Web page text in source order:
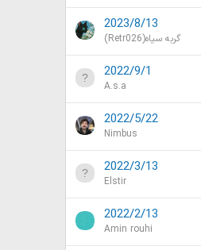
2023/8/13
گربه سیاه(Retr026)
2022/9/1
A.s.a
2022/5/22
Nimbus
2022/3/13
Elstir
2022/2/13
Amin rouhi